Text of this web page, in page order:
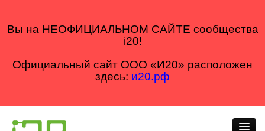
Вы на НЕОФИЦИАЛЬНОМ САЙТЕ сообщества
i20!
Официальный сайт ООО «И20» расположен
здесь: и20.рф